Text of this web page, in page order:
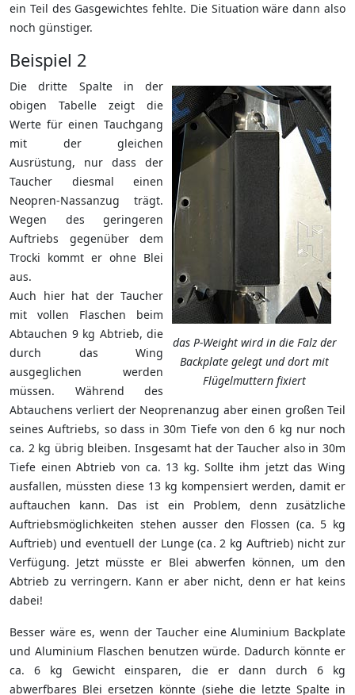
ein Teil des Gasgewichtes fehlte. Die Situation wäre dann also
noch günstiger.
Beispiel 2
das P-Weight wird in die Falz der
Backplate gelegt und dort mit
Flügelmuttern fixiert
Die dritte Spalte in der
obigen Tabelle zeigt die
Werte für einen Tauchgang
mit der gleichen
Ausrüstung, nur dass der
Taucher diesmal einen
Neopren-Nassanzug trägt.
Wegen des geringeren
Auftriebs gegenüber dem
Trocki kommt er ohne Blei
aus.
Auch hier hat der Taucher
mit vollen Flaschen beim
Abtauchen 9 kg Abtrieb, die
durch das Wing
ausgeglichen werden
müssen. Während des
Abtauchens verliert der Neoprenanzug aber einen großen Teil
seines Auftriebs, so dass in 30m Tiefe von den 6 kg nur noch
ca. 2 kg übrig bleiben. Insgesamt hat der Taucher also in 30m
Tiefe einen Abtrieb von ca. 13 kg. Sollte ihm jetzt das Wing
ausfallen, müssten diese 13 kg kompensiert werden, damit er
auftauchen kann. Das ist ein Problem, denn zusätzliche
Auftriebsmöglichkeiten stehen ausser den Flossen (ca. 5 kg
Auftrieb) und eventuell der Lunge (ca. 2 kg Auftrieb) nicht zur
Verfügung. Jetzt müsste er Blei abwerfen können, um den
Abtrieb zu verringern. Kann er aber nicht, denn er hat keins
dabei!
Besser wäre es, wenn der Taucher eine Aluminium Backplate
und Aluminium Flaschen benutzen würde. Dadurch könnte er
ca. 6 kg Gewicht einsparen, die er dann durch 6 kg
abwerfbares Blei ersetzen könnte (siehe die letzte Spalte in